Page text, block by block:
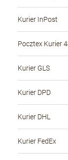
Kurier InPost
Pocztex Kurier
Kurier GLS
Kurier DPD
Kurier DHL
Kurier FedEx